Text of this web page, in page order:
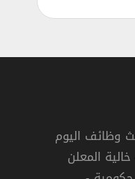
وظائف اليوم
المعلن